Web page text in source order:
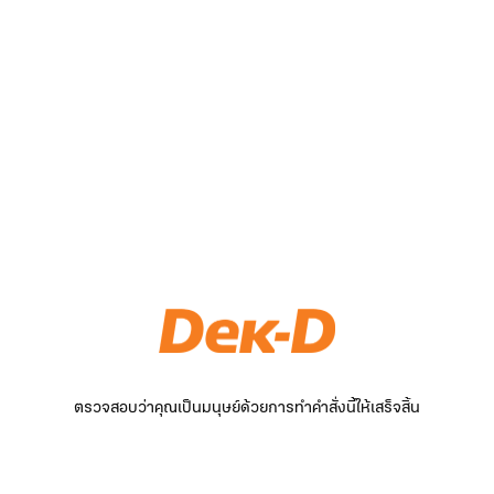
ตรวจสอบว่าคุณเป็นมนุษย์ด้วยการทำคำสั่งนี้ให้เสร็จสิ้น